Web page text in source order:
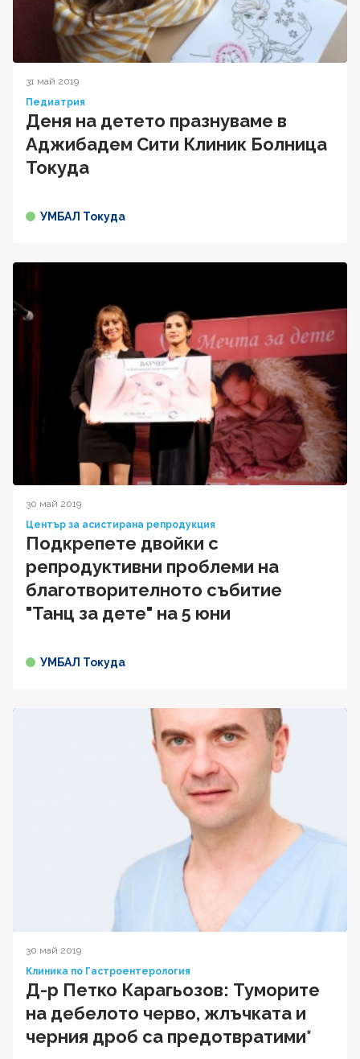
31 май 2019
Педиатрия
Деня на детето празнуваме в
Аджибадем Сити Клиник Болница
Токуда
УМБАЛ Токуда
30 май 2019
Център за асистирана репродукция
Подкрепете двойки с
репродуктивни проблеми на
благотворителното събитие
"Танц за дете" на 5 юни
УМБАЛ Токуда
30 май 2019
Клиника по Гастроентерология
Д-р Петко Карагьозов: Туморите
на дебелото черво, жлъчката и
черния дроб са предотвратими*